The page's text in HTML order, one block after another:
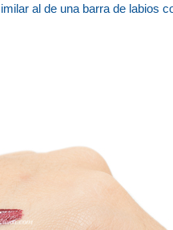
al de una barra de labios